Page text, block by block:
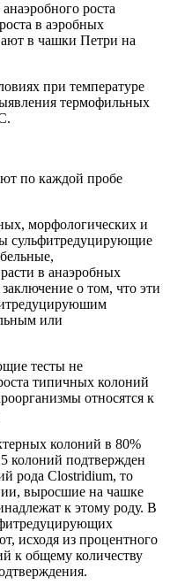
роста
в аэробных
в чашки Петри на
при температуре
термофильных
по каждой пробе
морфологических и
сульфитредуцирующие
в анаэробных
о том, что эти
или
тесты не
типичных колоний
относятся к
колоний в 80%
колоний подтвержден
рода Clostridium, то
выросшие на чашке
к этому роду. В
исходя из процентного
к общему количеству